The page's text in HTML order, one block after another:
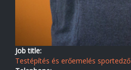
Job title:
Testépítés és erőemelés sportedző